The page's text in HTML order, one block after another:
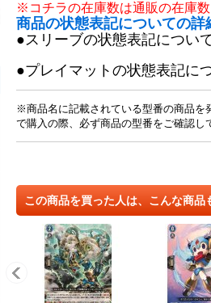
※コチラの在庫数は通販の在庫
商品の状態表記についての詳
●スリーブの状態表記につい
●プレイマットの状態表記に
※商品名に記載されている型番の商品を
で購入の際、必ず商品の型番をご確認し
この商品を買った人は、こんな商品